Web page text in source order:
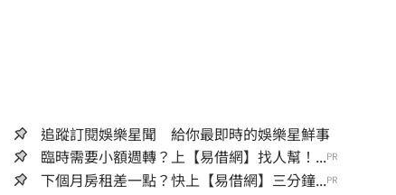
追蹤訂閱娛樂星聞 給你最即時的娛樂星鮮事
臨時需要小額週轉？上【易借網】找人幫！...PR
下個月房租差一點？快上【易借網】三分鐘...PR